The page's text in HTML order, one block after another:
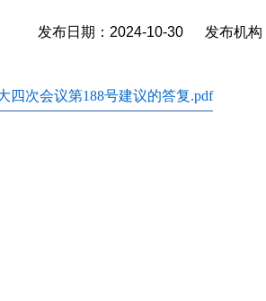
发布日期：2024-10-30 发布机构
四次会议第188号建议的答复.pdf